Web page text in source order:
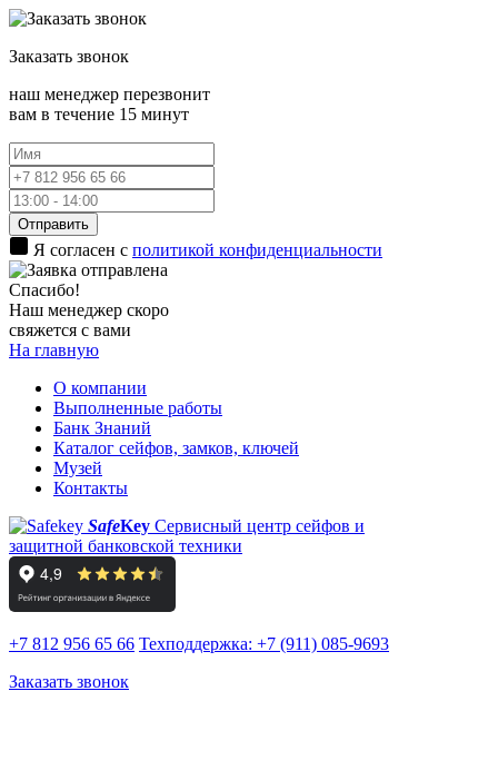
Заказать звонок
наш менеджер перезвонит
вам в течение 15 минут
Отправить
Я согласен с политикой конфиденциальности
Спасибо!
Наш менеджер скоро
свяжется с вами
На главную
О компании
Выполненные работы
Банк Знаний
Каталог сейфов, замков, ключей
Музей
Контакты
SafeKey Сервисный центр сейфов и
защитной банковской техники
+7 812 956 65 66 Техподдержка: +7 (911) 085-9693
Заказать звонок